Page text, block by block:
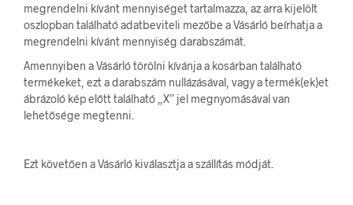
megrendelni kívánt mennyiséget tartalmazza, az arra kijelölt
oszlopban található adatbeviteli mezőbe a Vásárló beírhatja a
megrendelni kívánt mennyiség darabszámát.
Amennyiben a Vásárló törölni kívánja a kosárban található
termékeket, ezt a darabszám nullázásával, vagy a termék(ek)et
ábrázoló kép előtt található „X” jel megnyomásával van
lehetősége megtenni.
Ezt követően a Vásárló kiválasztja a szállítás módját.